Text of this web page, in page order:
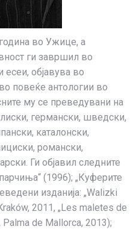
во Ужице, а
ги завршил во
објавува во
повеќе антологии во
му се преведувани на
германски, шведски,
каталонски,
романски,
Ги објавил следните
(1996); „Куферите
изданија: „Walizki
2011, „Les maletes de
Palma de Mallorca, 2013);